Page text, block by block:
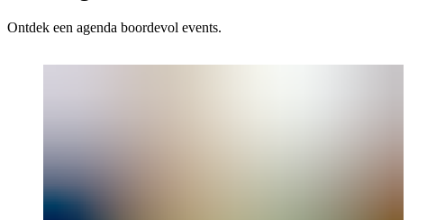
Ontdek een agenda boordevol events.